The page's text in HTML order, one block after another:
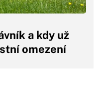
a kdy už
omezení